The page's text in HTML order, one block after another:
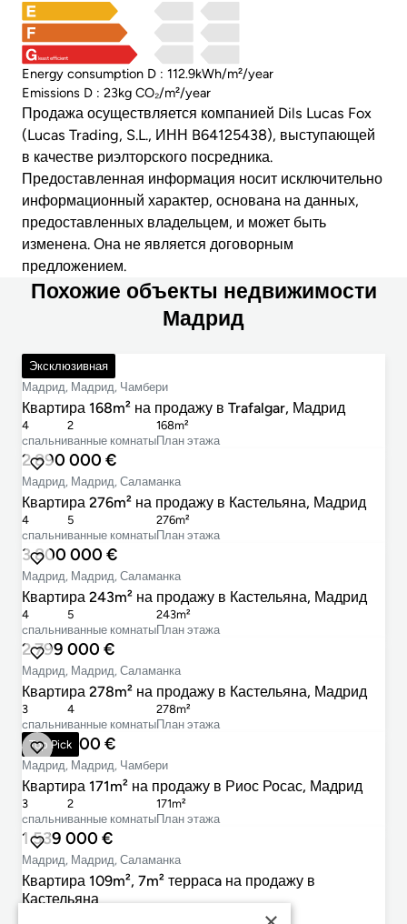
least efficient
Energy consumption D : 112.9kWh/m²/year
Emissions D : 23kg CO₂/m²/year
Продажа осуществляется компанией Dils Lucas Fox
(Lucas Trading, S.L., ИНН B64125438), выступающей
в качестве риэлторского посредника.
Предоставленная информация носит исключительно
информационный характер, основана на данных,
предоставленных владельцем, и может быть
изменена. Она не является договорным
предложением.
Похожие объекты недвижимости
Мадрид
Эксклюзивная
1 325 000 €
Мадрид, Мадрид, Чамбери
Квартира 168m² на продажу в Trafalgar, Мадрид
cпальни
4
ванные комнаты
2
План этажа
168m²
2 890 000 €
Мадрид, Мадрид, Саламанка
Квартира 276m² на продажу в Кастельяна, Мадрид
cпальни
4
ванные комнаты
5
План этажа
276m²
3 800 000 €
Мадрид, Мадрид, Саламанка
Квартира 243m² на продажу в Кастельяна, Мадрид
cпальни
4
ванные комнаты
5
План этажа
243m²
2 799 000 €
Мадрид, Мадрид, Саламанка
Квартира 278m² на продажу в Кастельяна, Мадрид
cпальни
3
ванные комнаты
4
План этажа
278m²
Top Pick
1 900 000 €
Мадрид, Мадрид, Чамбери
Квартира 171m² на продажу в Риос Росас, Мадрид
cпальни
3
ванные комнаты
2
План этажа
171m²
1 539 000 €
Мадрид, Мадрид, Саламанка
Квартира 109m², 7m² террасa на продажу в
Кастельяна